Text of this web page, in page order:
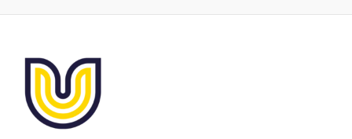
Single
Modal
tapi